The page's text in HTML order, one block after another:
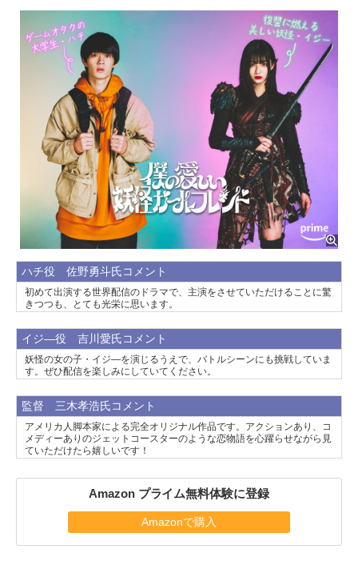
ハチ役 佐野勇斗氏コメント
初めて出演する世界配信のドラマで、主演をさせていただけることに驚
きつつも、とても光栄に思います。
イジ―役 吉川愛氏コメント
妖怪の女の子・イジ―を演じるうえで、バトルシーンにも挑戦していま
す。ぜひ配信を楽しみにしていてください。
監督 三木孝浩氏コメント
アメリカ人脚本家による完全オリジナル作品です。アクションあり、コ
メディーありのジェットコースターのような恋物語を心躍らせながら見
ていただけたら嬉しいです！
Amazon プライム無料体験に登録
Amazonで購入